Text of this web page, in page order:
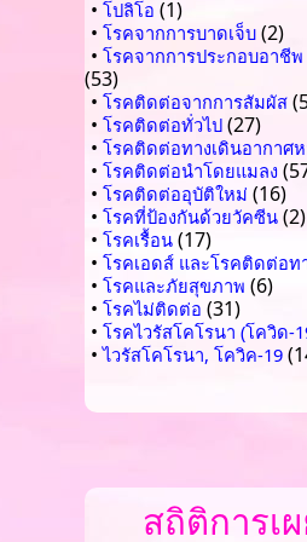
• โปลิโอ (1)
• โรคจากการบาดเจ็บ (2)
• โรคจากการประกอบอาชี
(53)
• โรคติดต่อจากการสัมผัส
• โรคติดต่อทั่วไป (27)
• โรคติดต่อทางเดินอากาศ
• โรคติดต่อนำโดยแมลง
• โรคติดต่ออุบัติใหม่ (16)
• โรคที่ป้องกันด้วยวัคซีน (2)
• โรคเรื้อน (17)
• โรคเอดส์ และโรคติดต่อท
• โรคและภัยสุขภาพ (6)
• โรคไม่ติดต่อ (31)
• โรคไวรัสโคโรนา (โควิด-
•ไวรัสโคโรนา, โควิค-19
สถิติการเ